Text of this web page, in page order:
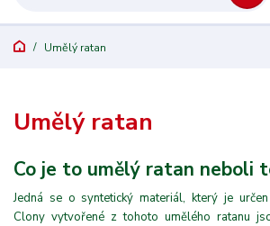
Umělý ratan
Umělý ratan
Co je to umělý ratan neboli
Jedná se o syntetický materiál, který je
Clony vytvořené z tohoto umělého ratanu